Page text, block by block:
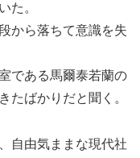
た。
から落ちて意識を失
である馬爾泰若蘭の
たばかりだと聞く。
自由気ままな現代社